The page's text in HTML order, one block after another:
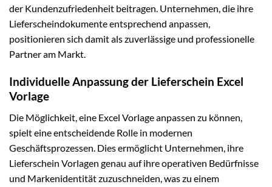
der Kundenzufriedenheit beitragen. Unternehmen, die ihre
Lieferscheindokumente entsprechend anpassen,
positionieren sich damit als zuverlässige und professionelle
Partner am Markt.
Individuelle Anpassung der Lieferschein Excel
Vorlage
Die Möglichkeit, eine Excel Vorlage anpassen zu können,
spielt eine entscheidende Rolle in modernen
Geschäftsprozessen. Dies ermöglicht Unternehmen, ihre
Lieferschein Vorlagen genau auf ihre operativen Bedürfnisse
und Markenidentität zuzuschneiden, was zu einem